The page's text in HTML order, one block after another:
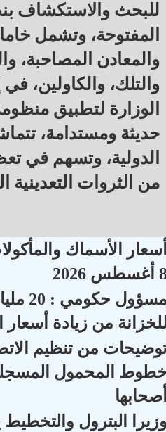
للبحث والاستكشاف
المفتوحة، وتشمل
والمعادن المصاحبة،
والتلك، والكاولين، في
الوزارة لتطبيق
حديثة ومستدامة،
الدولية، وتسهم في
من الثروات التعدينية
الأسماك
2026
مسؤول
من زيادة أسعار
من تنظيم
المحمول
البترول